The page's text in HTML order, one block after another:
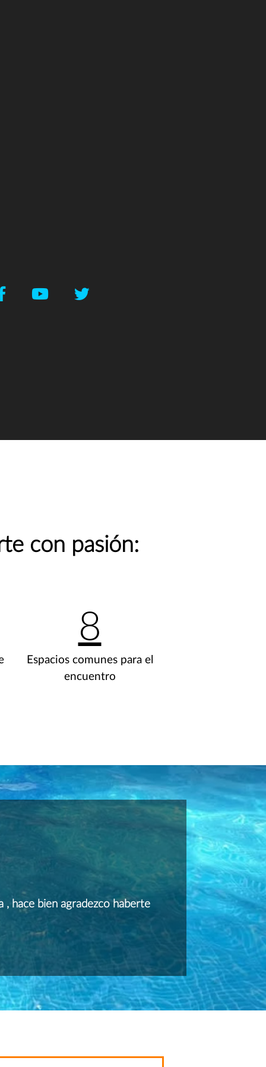
con pasión:
8
Espacios comunes para el
encuentro
hace bien agradezco haberte
Hermoso lugar